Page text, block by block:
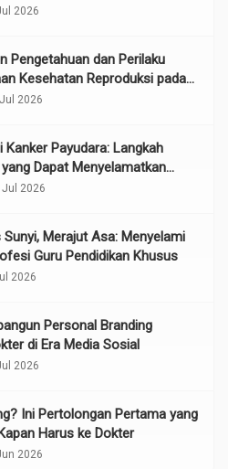
2026
Pengetahuan dan Perilaku
Kesehatan Reproduksi pada
Edukasi dan Konseling di
2026
Kanker Payudara: Langkah
Dapat Menyelamatkan
2026
Sunyi, Merajut Asa: Menyelami
Guru Pendidikan Khusus
2026
Personal Branding
di Era Media Sosial
2026
Ini Pertolongan Pertama yang
Harus ke Dokter
2026